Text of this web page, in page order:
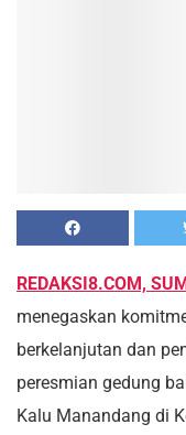
REDAKSI8.COM,
menegaskan
berkelanjutan dan
peresmian gedung
Kalu Manandang di